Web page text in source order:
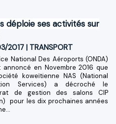
déploie ses activités sur
2017| TRANSPORT
National Des Aéroports (ONDA)
annoncé en Novembre 2016 que
koweïtienne NAS (National
Services) a décroché le
de gestion des salons CIP
pour les dix prochaines années